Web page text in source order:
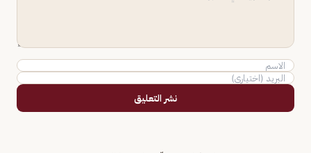
نشر التعليق